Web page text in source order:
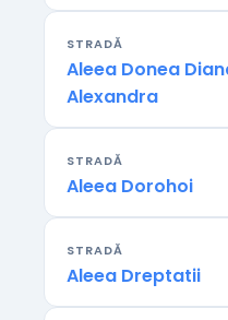
STRADĂ
Aleea Donea
Alexandra
STRADĂ
Aleea Dorohoi
STRADĂ
Aleea Dreptatii